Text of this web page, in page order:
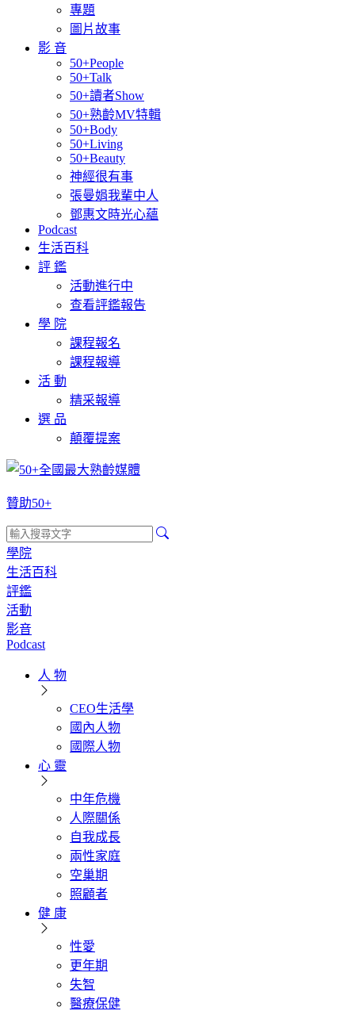
專題
圖片故事
影 音
50+People
50+Talk
50+讀者Show
50+熟齡MV特輯
50+Body
50+Living
50+Beauty
神經很有事
張曼娟我輩中人
鄧惠文時光心蘊
Podcast
生活百科
評 鑑
活動進行中
查看評鑑報告
學 院
課程報名
課程報導
活 動
精采報導
選 品
顛覆提案
贊助50+
學院
生活百科
評鑑
活動
影音
Podcast
人 物
CEO生活學
國內人物
國際人物
心 靈
中年危機
人際關係
自我成長
兩性家庭
空巢期
照顧者
健 康
性愛
更年期
失智
醫療保健